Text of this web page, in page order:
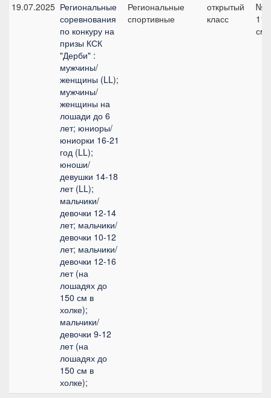
19.07.2025 Региональные
соревнования
по конкуру на
призы КСК
"Дерби" :
мужчины/
женщины (LL);
мужчины/
женщины на
лошади до 6
лет; юниоры/
юниорки 16-21
год (LL);
юноши/
девушки 14-18
лет (LL);
мальчики/
девочки 12-14
лет; мальчики/
девочки 10-12
лет; мальчики/
девочки 12-16
лет (на
лошадях до
150 см в
холке);
мальчики/
девочки 9-12
лет (на
лошадях до
150 см в
холке);
Региональные
спортивные
открытый
класс
№3,
110
см